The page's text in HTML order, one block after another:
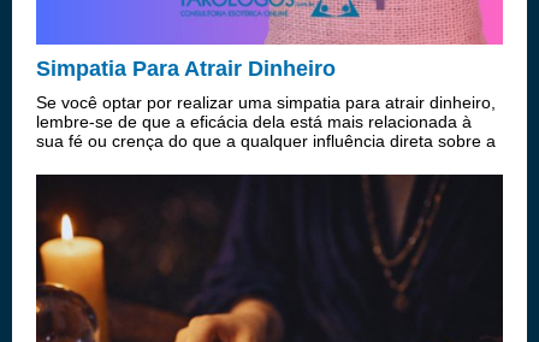
Simpatia Para Atrair Dinheiro
Se você optar por realizar uma simpatia para atrair dinheiro,
lembre-se de que a eficácia dela está mais relacionada à
sua fé ou crença do que a qualquer influência direta sobre a
utilizada para atr...